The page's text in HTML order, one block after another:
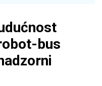
bus